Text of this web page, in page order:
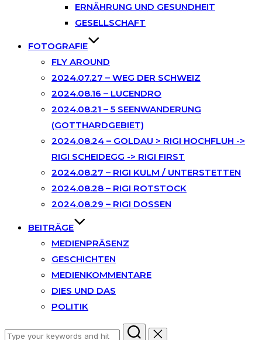
ERNÄHRUNG UND GESUNDHEIT
GESELLSCHAFT
FOTOGRAFIE
FLY AROUND
2024.07.27 – WEG DER SCHWEIZ
2024.08.16 – LUCENDRO
2024.08.21 – 5 SEENWANDERUNG
(GOTTHARDGEBIET)
2024.08.24 – GOLDAU > RIGI HOCHFLUH ->
RIGI SCHEIDEGG -> RIGI FIRST
2024.08.27 – RIGI KULM / UNTERSTETTEN
2024.08.28 – RIGI ROTSTOCK
2024.08.29 – RIGI DOSSEN
BEITRÄGE
MEDIENPRÄSENZ
GESCHICHTEN
MEDIENKOMMENTARE
DIES UND DAS
POLITIK
Search